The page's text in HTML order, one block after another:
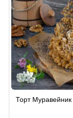
по
Торт Муравейник